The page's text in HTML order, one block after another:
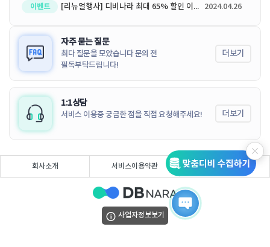
이벤트 [리뉴얼행사] 디비나라 최대 65% 할인 이벤트 2024.04.26
자주 묻는 질문
최다 질문을 모았습니다 문의 전
필독부탁드립니다!
더보기
1:1상담
서비스 이용중 궁금한 점을 직접 요청해주세요! 더보기
회사소개 서비스이용약관 개인정보처리방침
사업자정보보기